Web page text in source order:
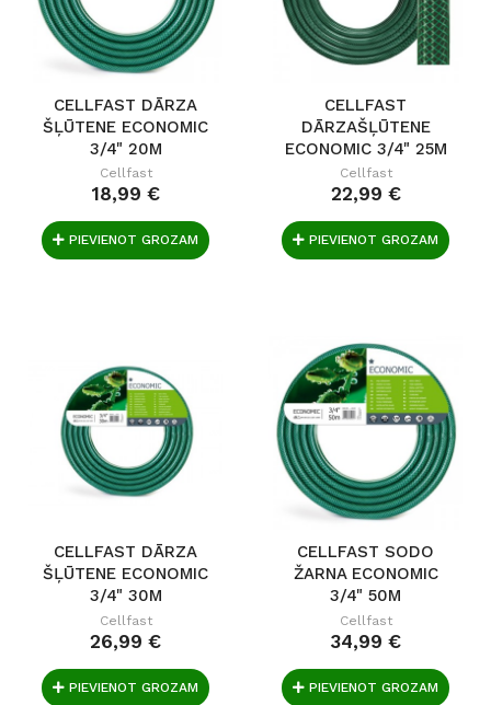
CELLFAST DĀRZA
ŠĻŪTENE ECONOMIC
3/4" 20M
Cellfast
18,99 €
PIEVIENOT GROZAM
CELLFAST
DĀRZAŠĻŪTENE
ECONOMIC 3/4" 25M
Cellfast
22,99 €
PIEVIENOT GROZAM
CELLFAST DĀRZA
ŠĻŪTENE ECONOMIC
3/4" 30M
Cellfast
26,99 €
PIEVIENOT GROZAM
CELLFAST SODO
ŽARNA ECONOMIC
3/4" 50M
Cellfast
34,99 €
PIEVIENOT GROZAM